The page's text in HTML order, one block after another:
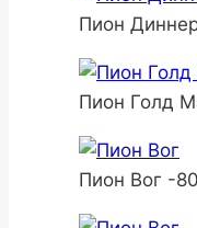
Пион
Пион Голд
Пион Вог -